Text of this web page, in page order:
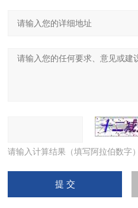
请输入计算结果（填写阿拉伯数字